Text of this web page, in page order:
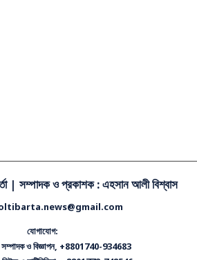
| সম্পাদক ও প্রকাশক : এহসান আলী বিশ্বাস
যোগাযোগ:
সম্পাদক ও বিজ্ঞাপন, +8801740-934683